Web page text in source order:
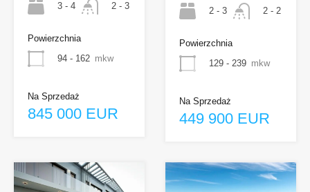
3 - 4
2 - 3
Powierzchnia
94 - 162 mkw
Na Sprzedaż
845 000 EUR
2 - 3
2 - 2
Powierzchnia
129 - 239 mkw
Na Sprzedaż
449 900 EUR